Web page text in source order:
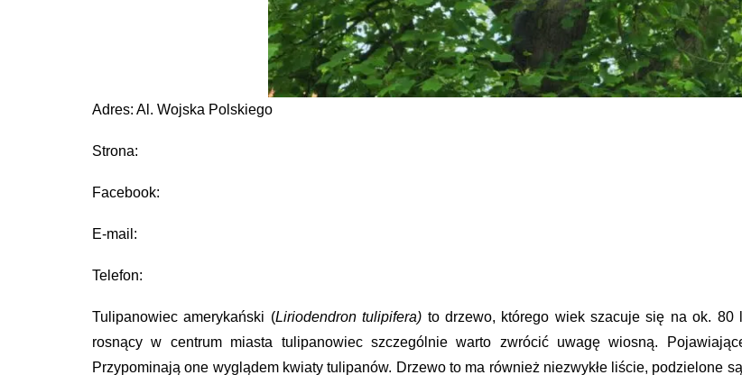
Adres: Al. Wojska Polskiego
Strona:
Facebook:
E-mail:
Telefon:
Tulipanowiec amerykański (Liriodendron tulipifera) to drzewo, którego wiek szacuje się na ok. 80
rosnący w centrum miasta tulipanowiec szczególnie warto zwrócić uwagę wiosną.
Przypominają one wyglądem kwiaty tulipanów. Drzewo to ma również niezwykłe liście, podzielone